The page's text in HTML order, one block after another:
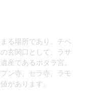
る場所であり、チベ
玄関口として、ラサ
産であるポタラ宮、
ン寺、セラ寺、ラモ
があります。